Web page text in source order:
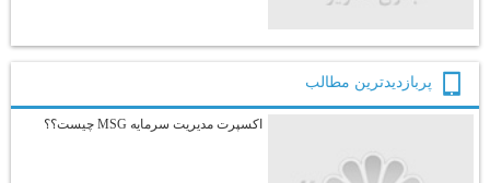
پربازديدترين مطالب
اکسپرت مدیریت سرمایه MSG چیست؟؟